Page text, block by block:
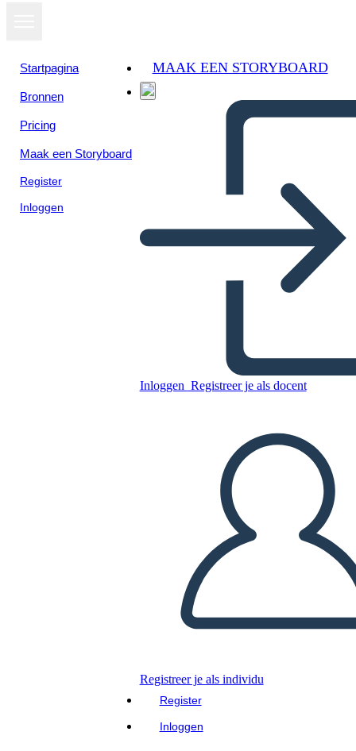
Startpagina
Bronnen
Pricing
Maak een Storyboard
Register
Inloggen
MAAK EEN STORYBOARD
Inloggen Registreer je als docent
Registreer je als individu
Register
Inloggen
Kopieer dit Storyboard
DIAVOORSTELLING AFSPELEN
LEES MIJ VOOR
Bekijk als
diavoorstelling